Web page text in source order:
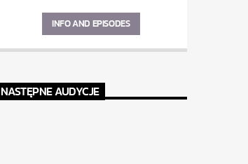
INFO AND EPISODES
NASTĘPNE AUDYCJE